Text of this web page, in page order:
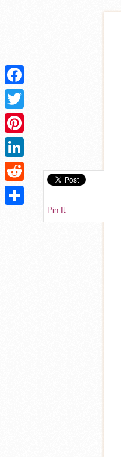
Pin It
Facebook
Twitter
Pinterest
LinkedIn
Reddit